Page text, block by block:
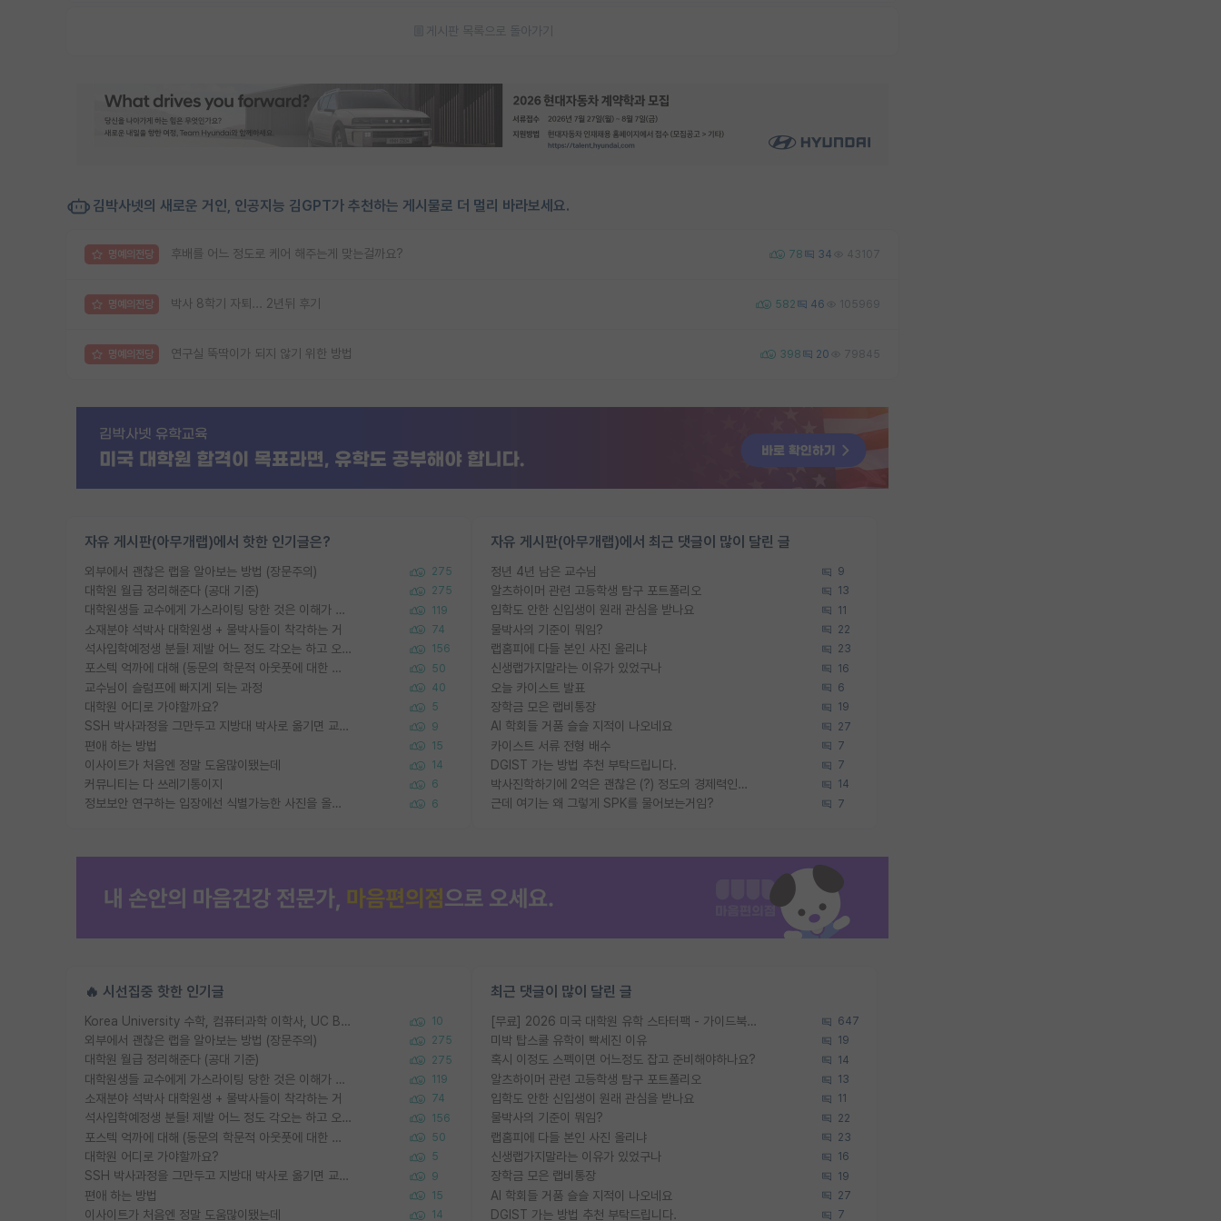
게시판 목록으로 돌아가기
김박사넷의 새로운 거인, 인공지능 김GPT가 추천하는 게시물로 더 멀리 바라보세요.
명예의전당 후배를 어느 정도로 케어 해주는게 맞는걸까요? 78 34 43107
명예의전당 박사 8학기 자퇴... 2년뒤 후기 582 46 105969
명예의전당 연구실 뚝딱이가 되지 않기 위한 방법 398 20 79845
자유 게시판(아무개랩)에서 핫한 인기글은?
외부에서 괜찮은 랩을 알아보는 방법 (장문주의) 275
대학원 월급 정리해준다 (공대 기준) 275
대학원생들 교수에게 가스라이팅 당한 것은 이해가 갑니다. 안타깝네요. 119
소재분야 석박사 대학원생 + 물박사들이 착각하는 거 74
석사입학예정생 분들! 제발 어느 정도 각오는 하고 오세요. 156
포스텍 억까에 대해 (동문의 학문적 아웃풋에 대한 반박) 50
교수님이 슬럼프에 빠지게 되는 과정 40
대학원 어디로 가야할까요? 5
SSH 박사과정을 그만두고 지방대 박사로 옮기면 교수의 꿈은 끝일까요? 9
편애 하는 방법 15
이사이트가 처음엔 정말 도움많이됐는데 14
커뮤니티는 다 쓰레기통이지 6
정보보안 연구하는 입장에선 식별가능한 사진을 올리는건 비추이긴함 6
자유 게시판(아무개랩)에서 최근 댓글이 많이 달린 글
정년 4년 남은 교수님 9
알츠하이머 관련 고등학생 탐구 포트폴리오 13
입학도 안한 신입생이 원래 관심을 받나요 11
물박사의 기준이 뭐임? 22
랩홈피에 다들 본인 사진 올리냐 23
신생랩가지말라는 이유가 있었구나 16
오늘 카이스트 발표 6
장학금 모은 랩비통장 19
AI 학회들 거품 슬슬 지적이 나오네요 27
카이스트 서류 전형 배수 7
DGIST 가는 방법 추천 부탁드립니다. 7
박사진학하기에 2억은 괜찮은 (?) 정도의 경제력인가요 14
근데 여기는 왜 그렇게 SPK를 물어보는거임? 7
🔥 시선집중 핫한 인기글
Korea University 수학, 컴퓨터과학 이학사, UC Berkeley 산업공학 대학원 공학박사가 되는 것은 쉽지 않겠죠? 10
외부에서 괜찮은 랩을 알아보는 방법 (장문주의) 275
대학원 월급 정리해준다 (공대 기준) 275
대학원생들 교수에게 가스라이팅 당한 것은 이해가 갑니다. 안타깝네요. 119
소재분야 석박사 대학원생 + 물박사들이 착각하는 거 74
석사입학예정생 분들! 제발 어느 정도 각오는 하고 오세요. 156
포스텍 억까에 대해 (동문의 학문적 아웃풋에 대한 반박) 50
대학원 어디로 가야할까요? 5
SSH 박사과정을 그만두고 지방대 박사로 옮기면 교수의 꿈은 끝일까요? 9
편애 하는 방법 15
이사이트가 처음엔 정말 도움많이됐는데 14
최근 댓글이 많이 달린 글
[무료] 2026 미국 대학원 유학 스타터팩 - 가이드북 & 합격자 컨택메일 템플릿 647
미박 탑스쿨 유학이 빡세진 이유 19
혹시 이정도 스펙이면 어느정도 잡고 준비해야하나요? 14
알츠하이머 관련 고등학생 탐구 포트폴리오 13
입학도 안한 신입생이 원래 관심을 받나요 11
물박사의 기준이 뭐임? 22
랩홈피에 다들 본인 사진 올리냐 23
신생랩가지말라는 이유가 있었구나 16
장학금 모은 랩비통장 19
AI 학회들 거품 슬슬 지적이 나오네요 27
DGIST 가는 방법 추천 부탁드립니다. 7